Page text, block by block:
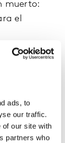
ads, to
our traffic.
of our site with
partners who
muerto:
el
tu
sociales. Al
años,
teniendo un